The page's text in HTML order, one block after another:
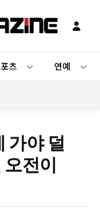
츠 연예
가야 덜
전이